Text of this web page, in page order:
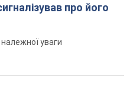
про його
уваги